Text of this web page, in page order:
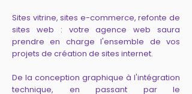
Sites vitrine, sites e-commerce, refonte de
sites web : votre agence web saura
prendre en charge l'ensemble de vos
projets de création de sites internet.
De la conception graphique à l'intégration
technique, en passant par le